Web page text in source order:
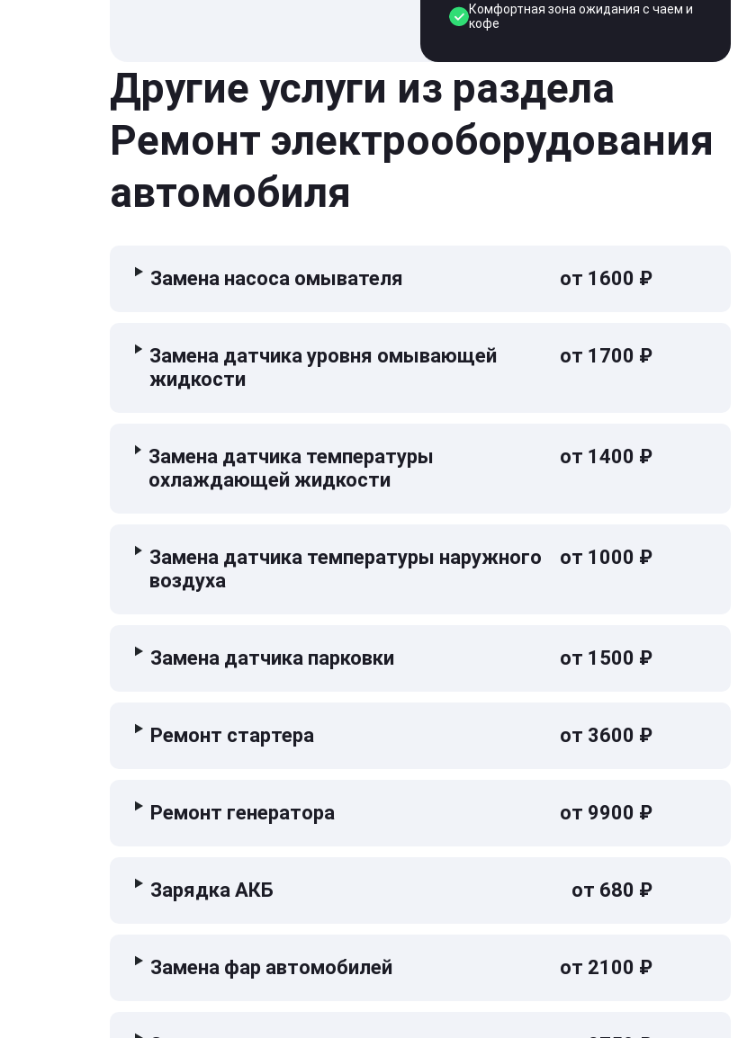
Комфортная зона ожидания с чаем и
кофе
Другие услуги из раздела
Ремонт электрооборудования
автомобиля
Замена насоса омывателя от 1600 ₽
Замена датчика уровня омывающей
жидкости
от 1700 ₽
Замена датчика температуры
охлаждающей жидкости
от 1400 ₽
Замена датчика температуры наружного
воздуха
от 1000 ₽
Замена датчика парковки от 1500 ₽
Ремонт стартера от 3600 ₽
Ремонт генератора от 9900 ₽
Зарядка АКБ от 680 ₽
Замена фар автомобилей от 2100 ₽